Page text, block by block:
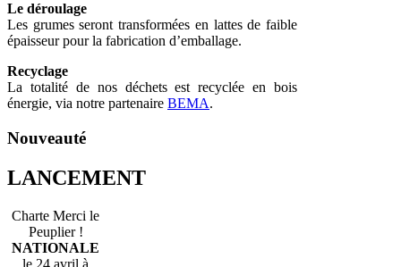
Le déroulage
Les grumes seront transformées en lattes de faible
épaisseur pour la fabrication d’emballage.
Recyclage
La totalité de nos déchets est recyclée en bois
énergie, via notre partenaire BEMA.
Nouveauté
LANCEMENT
Charte Merci le
Peuplier !
NATIONALE
le 24 avril à